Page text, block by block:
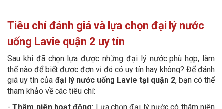
Tiêu chí đánh giá và lựa chọn đại lý nước
uống Lavie quận 2 uy tín
Sau khi đã chọn lựa được những đại lý nước phù hợp, làm
thế nào để biết được đơn vị đó có uy tín hay không? Để đánh
giá uy tín của đại lý nước uống Lavie tại quận 2, bạn có thể
tham khảo về các tiêu chí:
-Thâm niên hoạt động: Lựa chọn đại lý nước có thâm niên